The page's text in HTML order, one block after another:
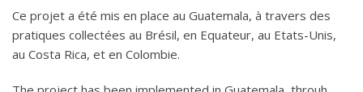
Ce projet a été mis en place au Guatemala, à travers des
pratiques collectées au Brésil, en Equateur, au Etats-Unis,
au Costa Rica, et en Colombie.